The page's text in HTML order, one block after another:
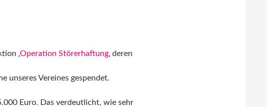
‚Operation Störerhaftung‚ deren
unseres Vereines gespendet.
Euro. Das verdeutlicht, wie sehr